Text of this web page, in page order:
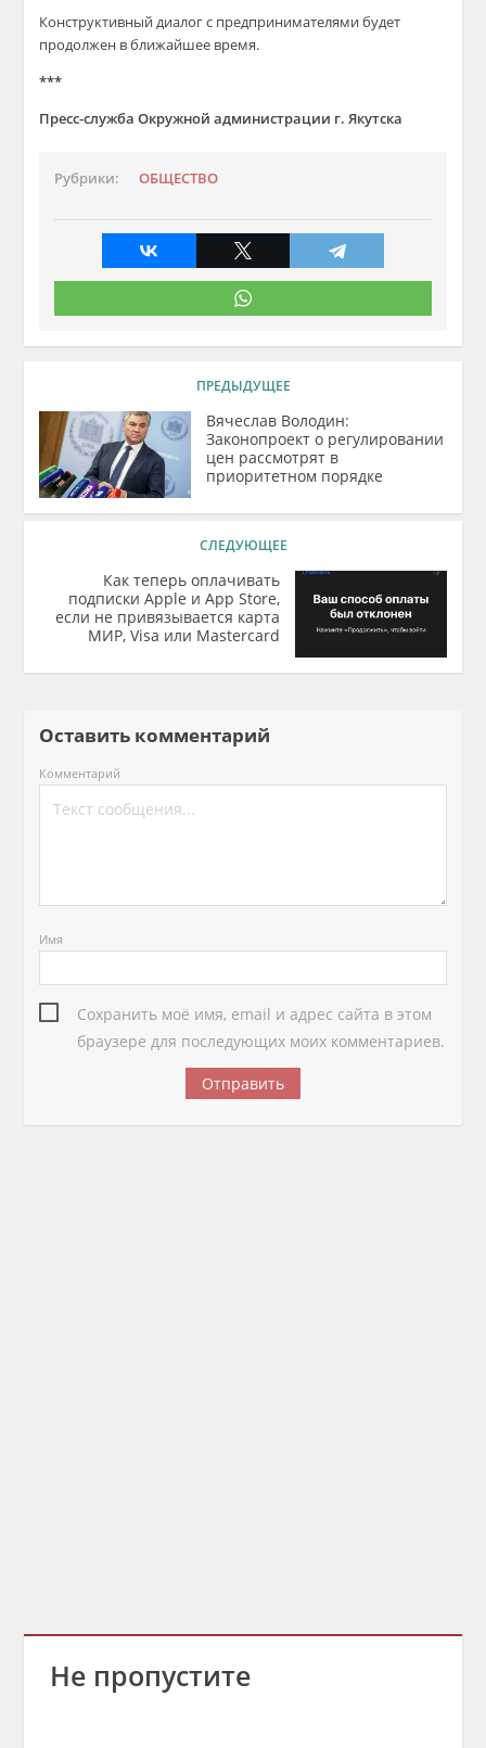
Конструктивный диалог с предпринимателями будет
продолжен в ближайшее время.
***
Пресс-служба Окружной администрации г. Якутска
Рубрики: ОБЩЕСТВО
ПРЕДЫДУЩЕЕ
Вячеслав Володин:
Законопроект о регулировании
цен рассмотрят в
приоритетном порядке
СЛЕДУЮЩЕЕ
Как теперь оплачивать
подписки Apple и App Store,
если не привязывается карта
МИР, Visa или Mastercard
Оставить комментарий
Комментарий
Имя
Сохранить моё имя, email и адрес сайта в этом
браузере для последующих моих комментариев.
Не пропустите